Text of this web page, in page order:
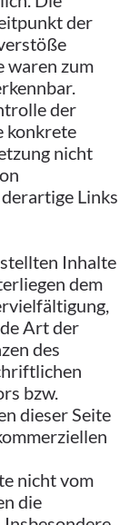
der
waren zum
der
konkrete
nicht
Links
Inhalte
dem
Art der
des
bzw.
dieser Seite
nicht vom
die